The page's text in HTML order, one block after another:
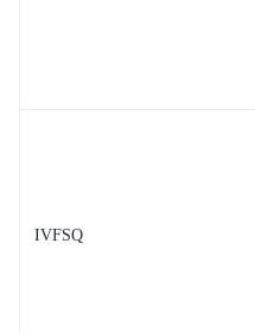
IVFSQ